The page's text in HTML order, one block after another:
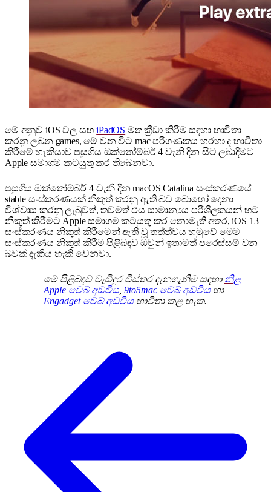
මේ අනුව iOS වල සහiPadOS මත ක්‍රීඩා කිරීම සඳහා භාවිතා
කරනු ලබන games, මේ වන විට mac පරිගණකය හරහා ද භාවිතා
කිරීමේ හැකියාව පසුගිය ඔක්තෝම්බර් 4 වැනි දින සිට ලබාදීමට
Apple සමාගම කටයුතු කර තිබෙනවා.
පසුගිය ඔක්තෝම්බර් 4 වැනි දින macOS Catalina සංස්කරණයේ
stable සංස්කරණයක් නිකුත් කරනු ඇති බව බොහෝ දෙනා
විශ්වාස කරනු ලැබුවත්, තවමත් එය සාමාන්‍යය පරිශීලකයන් හට
නිකුත් කිරීමට Apple සමාගම කටයුතු කර නොමැති අතර, iOS 13
සංස්කරණය නිකුත් කිරීමෙන් ඇති වූ තත්ත්වය හමුවේ මෙම
සංස්කරණය නිකුත් කිරීම පිළිබඳව ඔවුන් ඉතාමත් පරෙස්සම් වන
බවක් දැකිය හැකි වෙනවා.
මේ පිළිබඳව වැඩිදුර විස්තර දැනගැනීම සඳහා නිළ
Apple වෙබ් අඩවිය 9to5mac වෙබ් අඩවිය හා
Engadget වෙබ් අඩවිය භාවිතා කළ හැක.